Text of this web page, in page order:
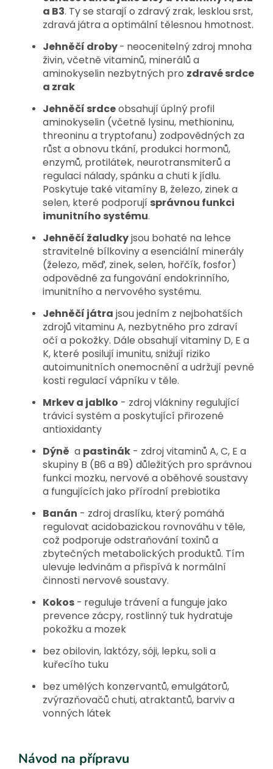
a B3. Ty se starají o zdravý zrak, lesklou srst,
zdravá játra a optimální tělesnou hmotnost.
Jehněčí droby- neocenitelný zdroj mnoha
živin, včetně vitaminů, minerálů a
aminokyselin nezbytných pro zdravé srdce
a zrak
Jehněčí srdceobsahují úplný profil
aminokyselin (včetně lysinu, methioninu,
threoninu a tryptofanu) zodpovědných za
růst a obnovu tkání, produkci hormonů,
enzymů, protilátek, neurotransmiterů a
regulaci nálady, spánku a chuti k jídlu.
Poskytuje také vitamíny B, železo, zinek a
selen, které podporují správnou funkci
imunitního systému.
Jehněčí žaludkyjsou bohaté na lehce
stravitelné bílkoviny a esenciální minerály
(železo, měď, zinek, selen, hořčík, fosfor)
odpovědné za fungování endokrinního,
imunitního a nervového systému.
Jehněčí játra jsou jedním z nejbohatších
zdrojů vitaminu A, nezbytného pro zdraví
očí a pokožky. Dále obsahují vitaminy D, E a
K, které posilují imunitu, snižují riziko
autoimunitních onemocnění a udržují pevné
kosti regulací vápníku v těle.
Mrkev a jablko - zdrojvlákniny regulující
trávicí systém a poskytující přirozené
antioxidanty
Dýně a pastinák - zdroj vitaminů A, C, E a
skupiny B (B6 a B9) důležitých pro správnou
funkci mozku, nervové a oběhové soustavy
a fungujících jako přírodní prebiotika
Banán - zdroj draslíku, který pomáhá
regulovat acidobazickou rovnováhu v těle,
což podporuje odstraňování toxinů a
zbytečných metabolických produktů. Tím
ulevuje ledvinám a přispívá k normální
činnosti nervové soustavy.
Kokos - reguluje trávení a funguje jako
prevence zácpy, rostlinný tuk hydratuje
pokožku a mozek
bez obilovin, laktózy, sóji, lepku, soli a
kuřecího tuku
bez umělých konzervantů, emulgátorů,
zvýrazňovačů chuti, atraktantů, barviv a
vonných látek
Návod na přípravu